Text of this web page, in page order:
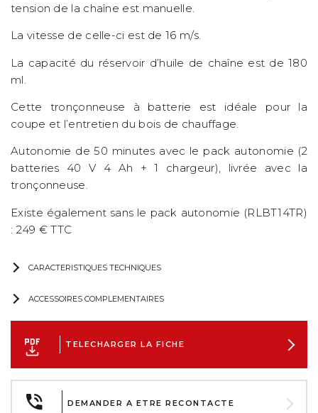
tension de la chaîne est manuelle.
La vitesse de celle-ci est de 16 m/s.
La capacité du réservoir d’huile de chaîne est de 180
ml.
Cette tronçonneuse à batterie est idéale pour la
coupe et l’entretien du bois de chauffage.
Autonomie de 50 minutes avec le pack autonomie (2
batteries 40 V 4 Ah + 1 chargeur), livrée avec la
tronçonneuse.
Existe également sans le pack autonomie (RLBT14TR)
: 249 € TTC
CARACTERISTIQUES TECHNIQUES
ACCESSOIRES COMPLEMENTAIRES
TELECHARGER LA FICHE
DEMANDER A ETRE RECONTACTE